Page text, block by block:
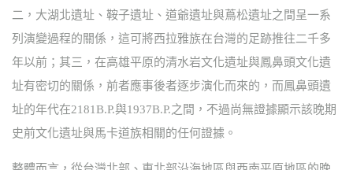
二，大湖北遺址、鞍子遺址、道爺遺址與蔦松遺址之間呈一系
列演變過程的關係，這可將西拉雅族在台灣的足跡推往二千多
年以前；其三，在高雄平原的清水岩文化遺址與鳳鼻頭文化遺
址有密切的關係，前者應事後者逐步演化而來的，而鳳鼻頭遺
址的年代在2181B.P.與1937B.P.之間，不過尚無證據顯示該晚期
史前文化遺址與馬卡道族相關的任何證據。